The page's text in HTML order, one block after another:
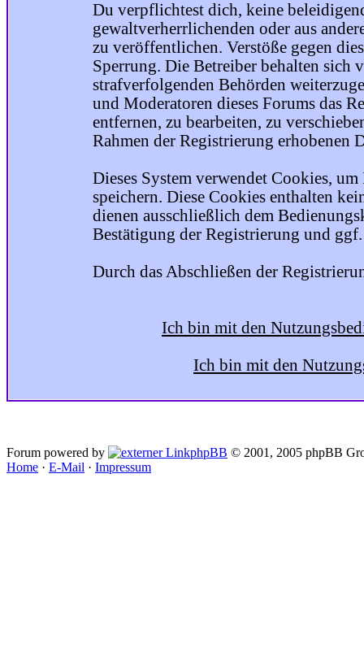
Du verpflichtest dich, keine
gewaltverherrlichenden oder aus
zu veröffentlichen. Verstöße gegen
Sperrung. Die Betreiber behalten sich
strafverfolgenden Behörden
und Moderatoren dieses Forums das
entfernen, zu bearbeiten, zu
Rahmen der Registrierung erhobenen
Dieses System verwendet Cookies,
speichern. Diese Cookies enthalten
dienen ausschließlich dem
Bestätigung der Registrierung und ggf.
Durch das Abschließen der
Ich bin mit den
Ich bin mit den
Forum powered by phpBB © 2001, 2005 phpBB
Home · E-Mail · Impressum